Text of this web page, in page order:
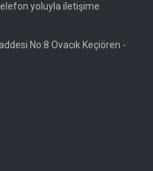
yoluyla iletişime
No:8 Ovacık Keçiören -